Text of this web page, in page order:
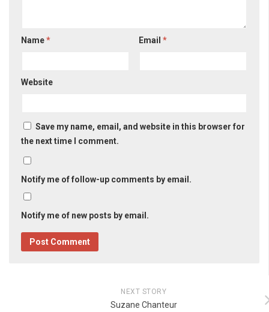
Name* Email*
Website
Save my name, email, and website in this browser for
the next time I comment.
Notify me of follow-up comments by email.
Notify me of new posts by email.
NEXT STORY
Suzane Chanteur